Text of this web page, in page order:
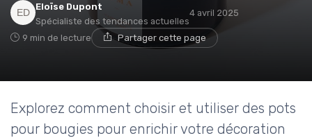
Eloïse Dupont
Spécialiste des tendances actuelles
4 avril 2025
9 min de lecture Partager cette page
Explorez comment choisir et utiliser des pots
pour bougies pour enrichir votre décoration